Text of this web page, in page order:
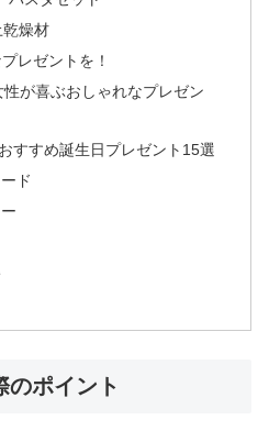
燥材
レゼントを！
が喜ぶおしゃれなプレゼン
すすめ誕生日プレゼント15選
ド
のポイント